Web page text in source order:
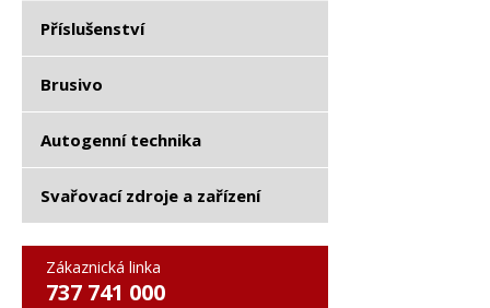
Příslušenství
Brusivo
Autogenní technika
Svařovací zdroje a zařízení
Zákaznická linka
737 741 000